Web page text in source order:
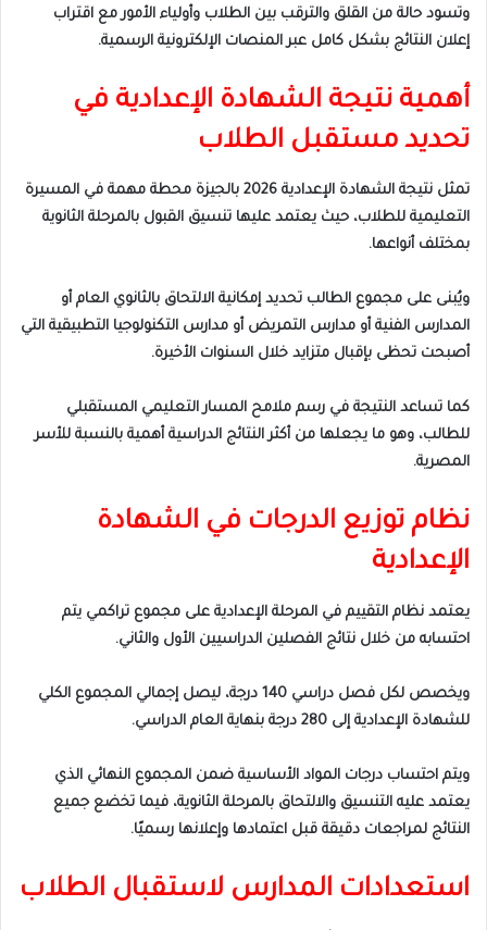
وتسود حالة من القلق والترقب بين الطلاب وأولياء الأمور مع اقتراب
إعلان النتائج بشكل كامل عبر المنصات الإلكترونية الرسمية.
أهمية نتيجة الشهادة الإعدادية في
تحديد مستقبل الطلاب
تمثل نتيجة الشهادة الإعدادية 2026 بالجيزة محطة مهمة في المسيرة
التعليمية للطلاب، حيث يعتمد عليها تنسيق القبول بالمرحلة الثانوية
بمختلف أنواعها.
ويُبنى على مجموع الطالب تحديد إمكانية الالتحاق بالثانوي العام أو
المدارس الفنية أو مدارس التمريض أو مدارس التكنولوجيا التطبيقية التي
أصبحت تحظى بإقبال متزايد خلال السنوات الأخيرة.
كما تساعد النتيجة في رسم ملامح المسار التعليمي المستقبلي
للطالب، وهو ما يجعلها من أكثر النتائج الدراسية أهمية بالنسبة للأسر
المصرية.
نظام توزيع الدرجات في الشهادة
الإعدادية
يعتمد نظام التقييم في المرحلة الإعدادية على مجموع تراكمي يتم
احتسابه من خلال نتائج الفصلين الدراسيين الأول والثاني.
ويخصص لكل فصل دراسي 140 درجة، ليصل إجمالي المجموع الكلي
للشهادة الإعدادية إلى 280 درجة بنهاية العام الدراسي.
ويتم احتساب درجات المواد الأساسية ضمن المجموع النهائي الذي
يعتمد عليه التنسيق والالتحاق بالمرحلة الثانوية، فيما تخضع جميع
النتائج لمراجعات دقيقة قبل اعتمادها وإعلانها رسميًا.
استعدادات المدارس لاستقبال الطلاب